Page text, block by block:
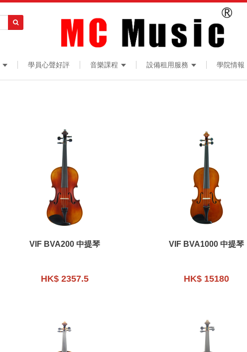
學員心聲好評 音樂課程 設備租用服務 學院情報
VIF BVA200 中提琴
HK$ 2357.5
VIF BVA1000 中提琴
HK$ 15180